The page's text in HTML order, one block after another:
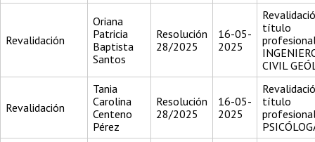
Revalidación
Oriana
Patricia
Baptista
Santos
Resolución
28/2025
16-05-
2025
título
CIVIL
Revalidación
Tania
Carolina
Centeno
Pérez
Resolución
28/2025
16-05-
2025
título